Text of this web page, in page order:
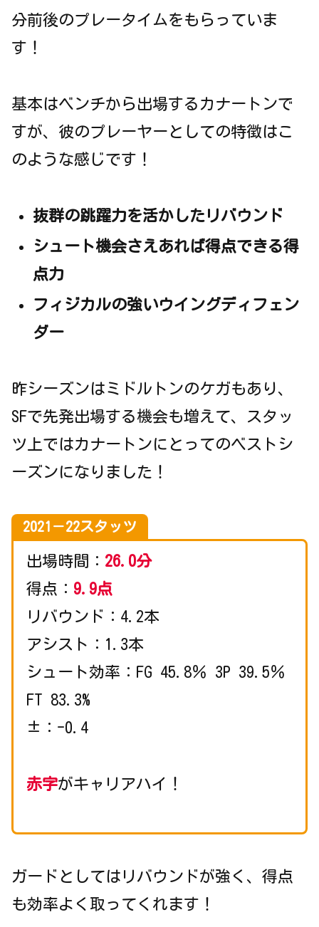
分前後のプレータイムをもらっていま
す！
基本はベンチから出場するカナートンで
すが、彼のプレーヤーとしての特徴はこ
のような感じです！
抜群の跳躍力を活かしたリバウンド
シュート機会さえあれば得点できる得
点力
フィジカルの強いウイングディフェン
ダー
昨シーズンはミドルトンのケガもあり、
SFで先発出場する機会も増えて、スタッ
ツ上ではカナートンにとってのベストシ
ーズンになりました！
2021－22スタッツ
出場時間： 26.0分
得点： 9.9点
リバウンド：4.2本
アシスト：1.3本
シュート効率：FG 45.8％ 3P 39.5％
FT 83.3%
±：-0.4
赤字がキャリアハイ！
ガードとしてはリバウンドが強く、得点
も効率よく取ってくれます！